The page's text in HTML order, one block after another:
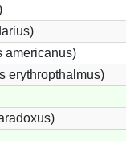
americanus)
erythropthalmus)